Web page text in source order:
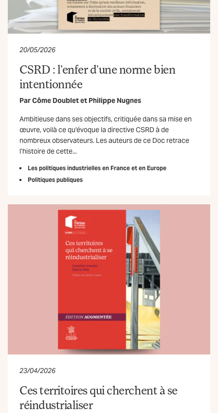
20/05/2026
CSRD : l’enfer d’une norme bien
intentionnée
ParCôme Doubletet Philippe Nugnes
Ambitieuse dans ses objectifs, critiquée dans sa mise en
œuvre, voilà ce qu’évoque la directive CSRD à de
nombreux observateurs. Les auteurs de ce Doc retrace
l’histoire de cette...
Les politiques industrielles en France et en Europe
Politiques publiques
23/04/2026
Ces territoires qui cherchent à se
réindustrialiser